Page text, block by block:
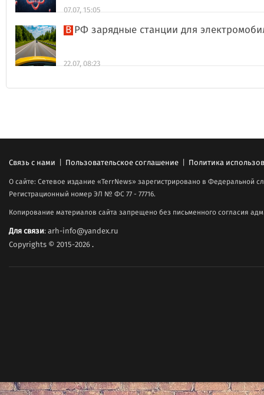
07.07, 15:05
В РФ зарядные станции для
22.07, 08:23
Связь с нами | Пользовательское соглашение | Политика
О сайте: Сетевое издание «TerrNews» зарегистрировано в Федеральной
Регистрационный номер ЭЛ № ФС 77 - 77716.
Копирование материалов сайта запрещено без письменного согласия
Для связи: arh-info@yandex.ru
Copyrights © 2015-2026.